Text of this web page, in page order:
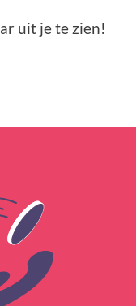
uit je te zien!